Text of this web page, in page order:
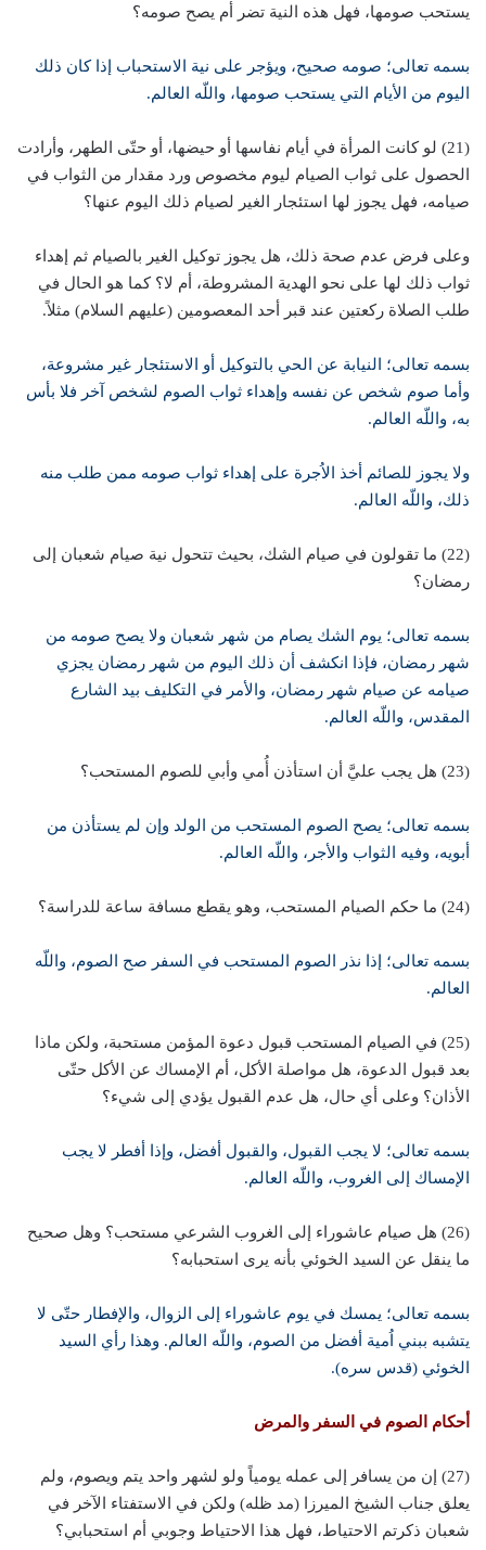
يستحب صومها، فهل هذه النية تضر أم يصح صومه؟
بسمه تعالى؛ صومه صحيح، ويؤجر على نية الاستحباب إذا كان ذلك
اليوم من الأيام التي يستحب صومها، واللّه العالم.
(21) لو كانت المرأة في أيام نفاسها أو حيضها، أو حتّى الطهر، وأرادت
الحصول على ثواب الصيام ليوم مخصوص ورد مقدار من الثواب في
صيامه، فهل يجوز لها استئجار الغير لصيام ذلك اليوم عنها؟
وعلى فرض عدم صحة ذلك، هل يجوز توكيل الغير بالصيام ثم إهداء
ثواب ذلك لها على نحو الهدية المشروطة، أم لا؟ كما هو الحال في
طلب الصلاة ركعتين عند قبر أحد المعصومين (عليهم السلام) مثلاً.
بسمه تعالى؛ النيابة عن الحي بالتوكيل أو الاستئجار غير مشروعة،
وأما صوم شخص عن نفسه وإهداء ثواب الصوم لشخص آخر فلا بأس
به، واللّه العالم.
ولا يجوز للصائم أخذ الاُجرة على إهداء ثواب صومه ممن طلب منه
ذلك، واللّه العالم.
(22) ما تقولون في صيام الشك، بحيث تتحول نية صيام شعبان إلى
رمضان؟
بسمه تعالى؛ يوم الشك يصام من شهر شعبان ولا يصح صومه من
شهر رمضان، فإذا انكشف أن ذلك اليوم من شهر رمضان يجزي
صيامه عن صيام شهر رمضان، والأمر في التكليف بيد الشارع
المقدس، واللّه العالم.
(23) هل يجب عليَّ أن استأذن أُمي وأبي للصوم المستحب؟
بسمه تعالى؛ يصح الصوم المستحب من الولد وإن لم يستأذن من
أبويه، وفيه الثواب والأجر، واللّه العالم.
(24) ما حكم الصيام المستحب، وهو يقطع مسافة ساعة للدراسة؟
بسمه تعالى؛ إذا نذر الصوم المستحب في السفر صح الصوم، واللّه
العالم.
(25) في الصيام المستحب قبول دعوة المؤمن مستحبة، ولكن ماذا
بعد قبول الدعوة، هل مواصلة الأكل، أم الإمساك عن الأكل حتّى
الأذان؟ وعلى أي حال، هل عدم القبول يؤدي إلى شيء؟
بسمه تعالى؛ لا يجب القبول، والقبول أفضل، وإذا أفطر لا يجب
الإمساك إلى الغروب، واللّه العالم.
(26) هل صيام عاشوراء إلى الغروب الشرعي مستحب؟ وهل صحيح
ما ينقل عن السيد الخوئي بأنه يرى استحبابه؟
بسمه تعالى؛ يمسك في يوم عاشوراء إلى الزوال، والإفطار حتّى لا
يتشبه ببني اُمية أفضل من الصوم، واللّه العالم. وهذا رأي السيد
الخوئي (قدس سره).
أحكام الصوم في السفر والمرض
(27) إن من يسافر إلى عمله يومياً ولو لشهر واحد يتم ويصوم، ولم
يعلق جناب الشيخ الميرزا (مد ظله) ولكن في الاستفتاء الآخر في
شعبان ذكرتم الاحتياط، فهل هذا الاحتياط وجوبي أم استحبابي؟